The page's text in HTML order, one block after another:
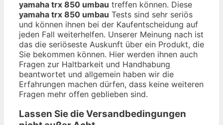
yamaha trx 850 umbau treffen können. Diese
yamaha trx 850 umbau Tests sind sehr seriös
und können ihnen bei der Kaufentscheidung auf
jeden Fall weiterhelfen. Unserer Meinung nach ist
das die seriöseste Auskunft über ein Produkt, die
Sie bekommen können. Hier werden ihnen auch
Fragen zur Haltbarkeit und Handhabung
beantwortet und allgemein haben wir die
Erfahrungen machen dürfen, dass keine weiteren
Fragen mehr offen geblieben sind.
Lassen Sie die Versandbedingungen